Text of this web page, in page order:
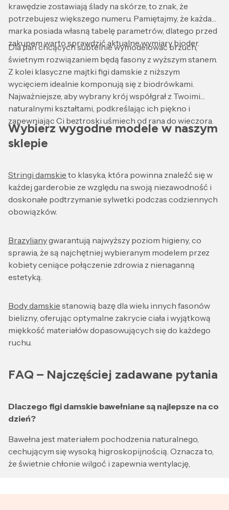
krawędzie zostawiają ślady na skórze, to znak, że
potrzebujesz większego numeru. Pamiętajmy, że każda
marka posiada własną tabelę parametrów, dlatego przed
zakupem warto sprawdzić aktualne wymiary bioder.
Dla pań chcących subtelnie wymodelować brzuch,
świetnym rozwiązaniem będą fasony z wyższym stanem.
Z kolei klasyczne majtki figi damskie z niższym
wycięciem idealnie komponują się z biodrówkami.
Najważniejsze, aby wybrany krój współgrał z Twoimi
naturalnymi kształtami, podkreślając ich piękno i
zapewniając Ci beztroski uśmiech od rana do wieczora.
Wybierz wygodne modele w naszym
sklepie
Stringi damskie to klasyka, która powinna znaleźć się w
każdej garderobie ze względu na swoją niezawodność i
doskonałe podtrzymanie sylwetki podczas codziennych
obowiązków.
Brazylianygwarantują najwyższy poziom higieny, co
sprawia, że są najchętniej wybieranym modelem przez
kobiety ceniące połączenie zdrowia z nienaganną
estetyką.
Body damskie stanowią bazę dla wielu innych fasonów
bielizny, oferując optymalne zakrycie ciała i wyjątkową
miękkość materiałów dopasowujących się do każdego
ruchu.
FAQ – Najczęściej zadawane pytania
Dlaczego figi damskie bawełniane są najlepsze na co
dzień?
Bawełna jest materiałem pochodzenia naturalnego,
cechującym się wysoką higroskopijnością. Oznacza to,
że świetnie chłonie wilgoć i zapewnia wentylację,